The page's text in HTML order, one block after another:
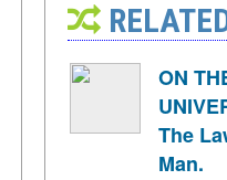
ON
The
Man.